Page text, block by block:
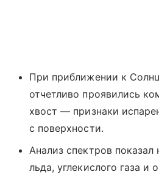
При приближении к
отчетливо проявились
хвост — признаки
с поверхности.
Анализ спектров показал
льда, углекислого газа и